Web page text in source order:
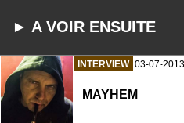
► A VOIR ENSUITE
INTERVIEW 03-07-2013
MAYHEM